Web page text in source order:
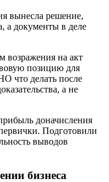
вынесла решение,
а документы в деле
возражения на акт
позицию для
что делать после
а не
доначисления
Подготовили
выводов
бизнеса